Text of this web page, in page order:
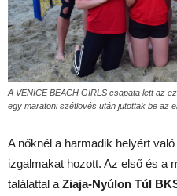
A VENICE BEACH GIRLS csapata lett az
egy maratoni szétlövés után jutottak be az
A nőknél a harmadik helyért
izgalmakat hozott. Az első és a
találattal a Ziaja-Nyúlon Túl